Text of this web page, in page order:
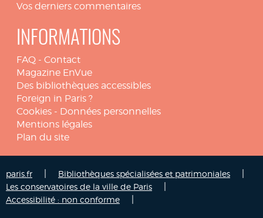
Vos derniers commentaires
INFORMATIONS
FAQ - Contact
Magazine EnVue
Des bibliothèques accessibles
Foreign in Paris ?
Cookies - Données personnelles
Mentions légales
Plan du site
paris.fr Bibliothèques spécialisées et patrimoniales
Les conservatoires de la ville de Paris
Accessibilité : non conforme